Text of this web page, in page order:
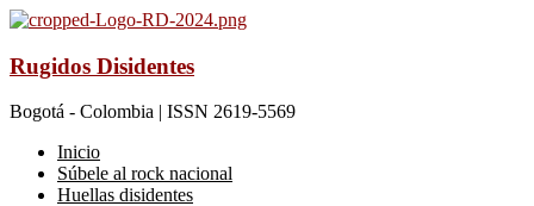
Rugidos Disidentes
Bogotá - Colombia | ISSN 2619-5569
Inicio
Súbele al rock nacional
Huellas disidentes